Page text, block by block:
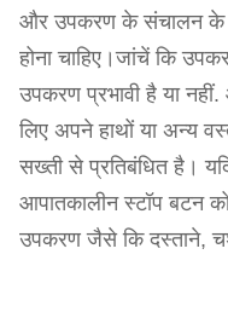
और उपकरण के संचालन के
होना चाहिए।जांचें कि
उपकरण प्रभावी है या
लिए अपने हाथों या अन्य
सख्ती से प्रतिबंधित है।
आपातकालीन स्टॉप बटन
उपकरण जैसे कि दस्ताने,